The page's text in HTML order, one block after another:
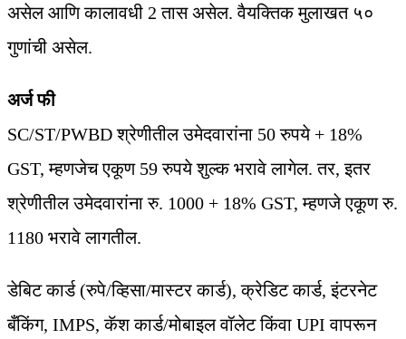
असेल आणि कालावधी 2 तास असेल. वैयक्तिक मुलाखत ५०
गुणांची असेल.
अर्ज फी
SC/ST/PWBD श्रेणीतील उमेदवारांना 50 रुपये + 18%
GST, म्हणजेच एकूण 59 रुपये शुल्क भरावे लागेल. तर, इतर
श्रेणीतील उमेदवारांना रु. 1000 + 18% GST, म्हणजे एकूण रु.
1180 भरावे लागतील.
डेबिट कार्ड (रुपे/व्हिसा/मास्टर कार्ड), क्रेडिट कार्ड, इंटरनेट
बँकिंग, IMPS, कॅश कार्ड/मोबाइल वॉलेट किंवा UPI वापरून